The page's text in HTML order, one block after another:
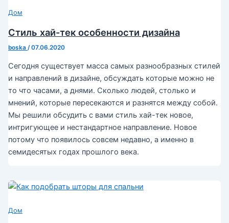
Дом
Стиль хай-тек особенности дизайна
boska /07.06.2020
Сегодня существует масса самых разнообразных стилей
и направлений в дизайне, обсуждать которые можно не
то что часами, а днями. Сколько людей, столько и
мнений, которые пересекаются и разнятся между собой.
Мы решили обсудить с вами стиль хай-тек новое,
интригующее и нестандартное направление. Новое
потому что появилось совсем недавно, а именно в
семидесятых годах прошлого века.
Дом